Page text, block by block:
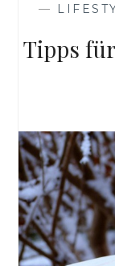
—
Tipps